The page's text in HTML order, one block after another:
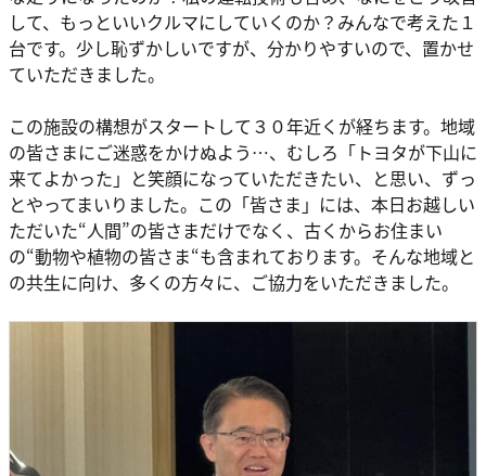
して、もっといいクルマにしていくのか？みんなで考えた１
台です。少し恥ずかしいですが、分かりやすいので、置かせ
ていただきました。
この施設の構想がスタートして３０年近くが経ちます。地域
の皆さまにご迷惑をかけぬよう…、むしろ「トヨタが下山に
来てよかった」と笑顔になっていただきたい、と思い、ずっ
とやってまいりました。この「皆さま」には、本日お越しい
ただいた“人間”の皆さまだけでなく、古くからお住まい
の“動物や植物の皆さま“も含まれております。そんな地域と
の共生に向け、多くの方々に、ご協力をいただきました。